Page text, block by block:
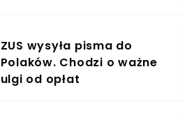
ZUS wysyła pisma do
Polaków. Chodzi o ważne
ulgi od opłat